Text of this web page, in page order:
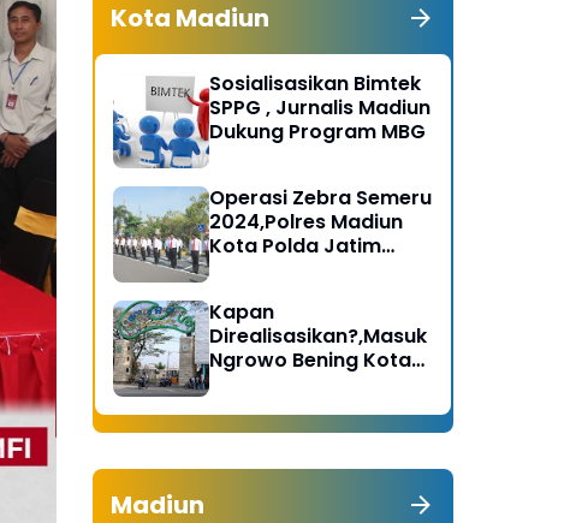
Kota Madiun
Sosialisasikan Bimtek
SPPG , Jurnalis Madiun
Dukung Program MBG
Operasi Zebra Semeru
2024,Polres Madiun
Kota Polda Jatim
Kapan
Direalisasikan?,Masuk
Ngrowo Bening Kota
Dikenakan Tarif
Madiun